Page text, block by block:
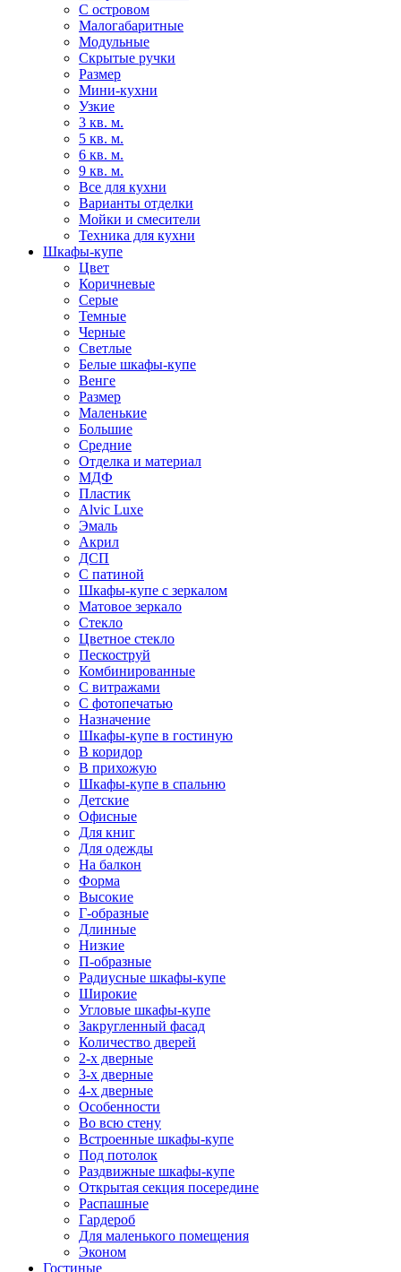
С островом
Малогабаритные
Модульные
Скрытые ручки
Размер
Мини-кухни
Узкие
3 кв. м.
5 кв. м.
6 кв. м.
9 кв. м.
Все для кухни
Варианты отделки
Мойки и смесители
Техника для кухни
Шкафы-купе
Цвет
Коричневые
Серые
Темные
Черные
Светлые
Белые шкафы-купе
Венге
Размер
Маленькие
Большие
Средние
Отделка и материал
МДФ
Пластик
Alvic Luxe
Эмаль
Акрил
ДСП
С патиной
Шкафы-купе с зеркалом
Матовое зеркало
Стекло
Цветное стекло
Пескоструй
Комбинированные
С витражами
С фотопечатью
Назначение
Шкафы-купе в гостиную
В коридор
В прихожую
Шкафы-купе в спальню
Детские
Офисные
Для книг
Для одежды
На балкон
Форма
Высокие
Г-образные
Длинные
Низкие
П-образные
Радиусные шкафы-купе
Широкие
Угловые шкафы-купе
Закругленный фасад
Количество дверей
2-х дверные
3-х дверные
4-х дверные
Особенности
Во всю стену
Встроенные шкафы-купе
Под потолок
Раздвижные шкафы-купе
Открытая секция посередине
Распашные
Гардероб
Для маленького помещения
Эконом
Гостиные